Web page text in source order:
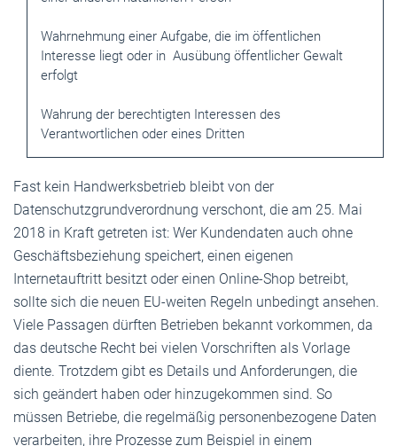
Wahrnehmung einer Aufgabe, die im öffentlichen
Interesse liegt oder in ­ Ausübung öffentlicher Gewalt
erfolgt
Wahrung der berechtigten Interessen des
Verantwortlichen oder eines Dritten
Fast kein Handwerksbetrieb bleibt von der
Datenschutzgrundverordnung verschont, die am 25. Mai
2018 in Kraft getreten ist: Wer Kundendaten auch ohne
Geschäftsbeziehung speichert, einen eigenen
Internetauftritt besitzt oder einen Online-Shop betreibt,
sollte sich die neuen EU-weiten Regeln unbedingt ansehen.
Viele Passagen dürften Betrieben bekannt vorkommen, da
das deutsche Recht bei vielen Vorschriften als Vorlage
diente. Trotzdem gibt es Details und Anforderungen, die
sich geändert haben oder hinzugekommen sind. So
müssen Betriebe, die regelmäßig personenbezogene Daten
verarbeiten, ihre Prozesse zum Beispiel in einem